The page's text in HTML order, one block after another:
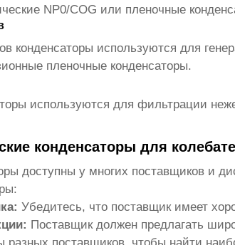
NP0/COG или пленочные
конденсаторы используются для
пленочные конденсаторы.
используются для фильтрации
конденсаторы для
доступны у многих поставщиков и
Убедитесь, что поставщик имеет
Поставщик должен предлагать